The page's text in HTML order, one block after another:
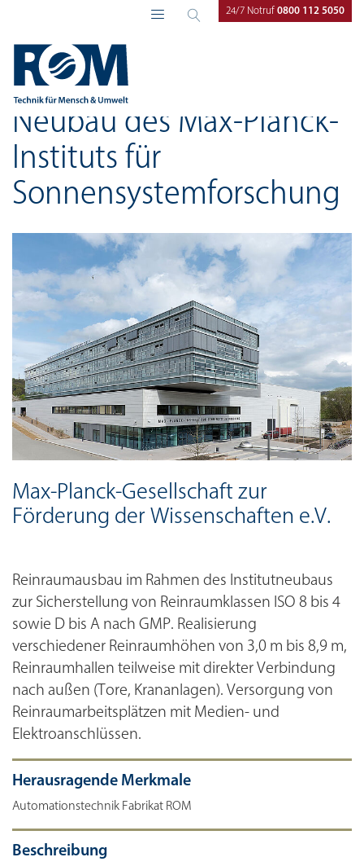
24/7 Notruf 0800 112 5050
ROM Technik Referenzen
Neubau des Max-Planck-
Instituts für
Sonnensystemforschung
Max-Planck-Gesellschaft zur
Förderung der Wissenschaften e.V.
Reinraumausbau im Rahmen des Institutneubaus
zur Sicherstellung von Reinraumklassen ISO 8 bis 4
sowie D bis A nach GMP. Realisierung
verschiedener Reinraumhöhen von 3,0 m bis 8,9 m,
Reinraumhallen teilweise mit direkter Verbindung
nach außen (Tore, Krananlagen). Versorgung von
Reinraumarbeitsplätzen mit Medien- und
Elektroanschlüssen.
Herausragende Merkmale
Automationstechnik Fabrikat ROM
Beschreibung